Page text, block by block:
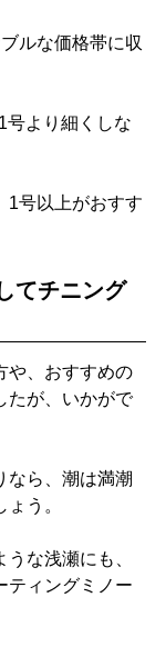
ルな価格帯に収
号より細くしな
1号以上がおすす
てチニング
や、おすすめの
たが、いかがで
なら、潮は満潮
う。
な浅瀬にも、
ティングミノー